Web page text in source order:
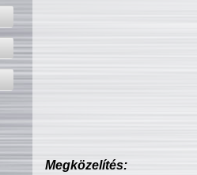
Megközelítés: